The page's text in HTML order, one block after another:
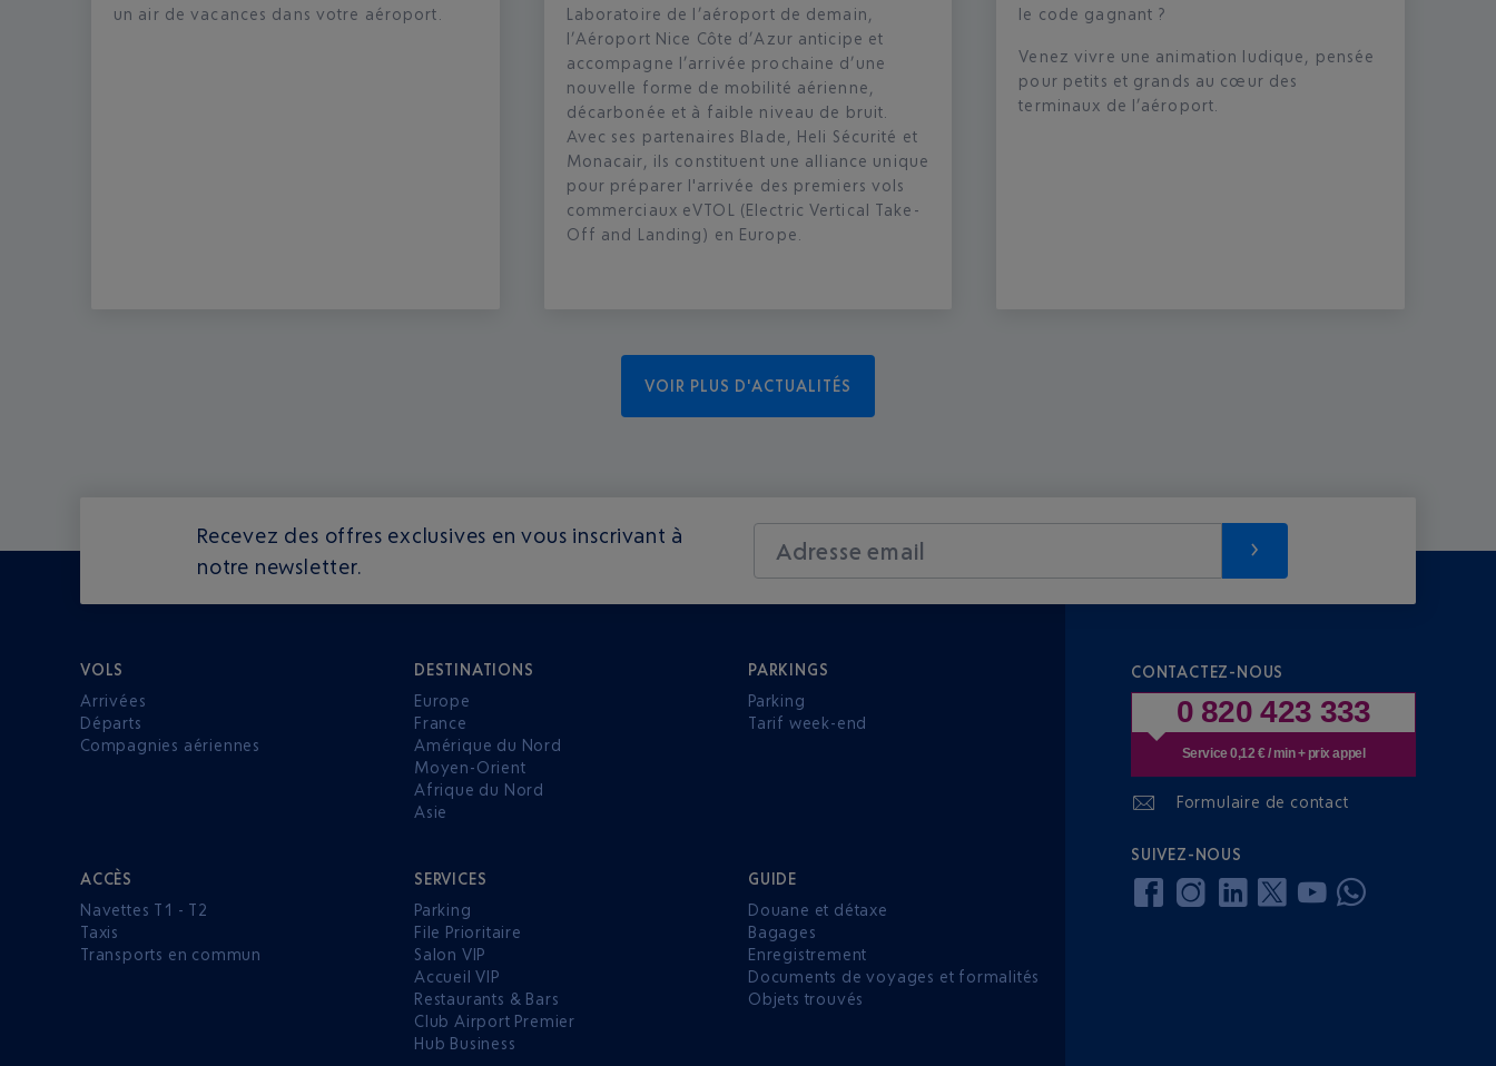
un air de vacances dans votre aéroport.
Laboratoire de l’aéroport de demain,
l’Aéroport Nice Côte d’Azur anticipe et
accompagne l’arrivée prochaine d’une
nouvelle forme de mobilité aérienne,
décarbonée et à faible niveau de bruit.
Avec ses partenaires Blade, Heli Sécurité et
Monacair, ils constituent une alliance unique
pour préparer l'arrivée des premiers vols
commerciaux eVTOL (Electric Vertical Take-
Off and Landing) en Europe.
le code gagnant ?
Venez vivre une animation ludique, pensée
pour petits et grands au cœur des
terminaux de l’aéroport.
VOIR PLUS D'ACTUALITÉS
Recevez des offres exclusives en vous inscrivant à
notre newsletter.
Adresse email
VOLS
Arrivées
Départs
Compagnies aériennes
DESTINATIONS
Europe
France
Amérique du Nord
Moyen-Orient
Afrique du Nord
Asie
PARKINGS
Parking
Tarif week-end
ACCÈS
Navettes T1 - T2
Taxis
Transports en commun
SERVICES
Parking
File Prioritaire
Salon VIP
Accueil VIP
Restaurants & Bars
Club Airport Premier
Hub Business
GUIDE
Douane et détaxe
Bagages
Enregistrement
Documents de voyages et formalités
Objets trouvés
CONTACTEZ-NOUS
0 820 423 333
Service 0,12 € / min + prix appel
Formulaire de contact
SUIVEZ-NOUS